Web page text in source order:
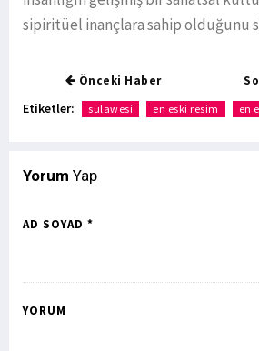
sipiritüel inançlara sahip olduğunu
Önceki Haber
Etiketler: sulawesi en eski resim en
Yorum Yap
AD SOYAD *
YORUM